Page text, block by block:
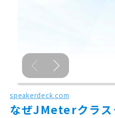
speakerdeck.com
なぜJMeterクラス